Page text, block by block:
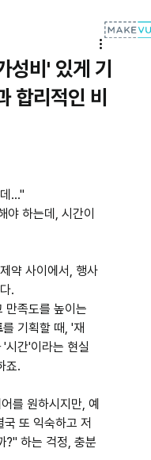
성비' 있게 기
합리적인 비
..."
야 하는데, 시간이
약 사이에서, 행사
.
만족도를 높이는
를 기획할 때, '재
시간'이라는 현실
죠.
를 원하시지만, 예
또 익숙하고 저
?" 하는 걱정, 충분